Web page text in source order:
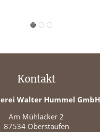
Kontakt
Walter Hummel GmbH
Am Mühlacker 2
87534 Oberstaufen